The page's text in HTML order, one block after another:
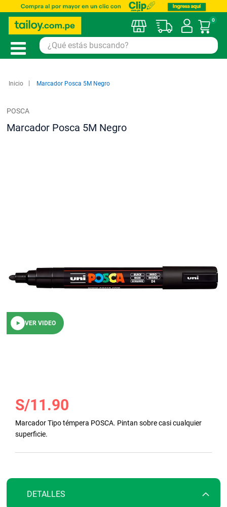
Mi
0
Inicio Marcador Posca 5M Negro
VER VIDEO
Saltar
comienzo
imágenes
POSCA
Marcador Posca 5M Negro
S/11.90
Marcador Tipo témpera POSCA. Pintan sobre casi cualquier
superficie.
DETALLES